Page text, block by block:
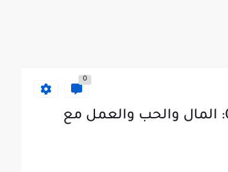
0
توقعات برج السرطان ليوم 08/02/2025: المال والحب والعمل مع